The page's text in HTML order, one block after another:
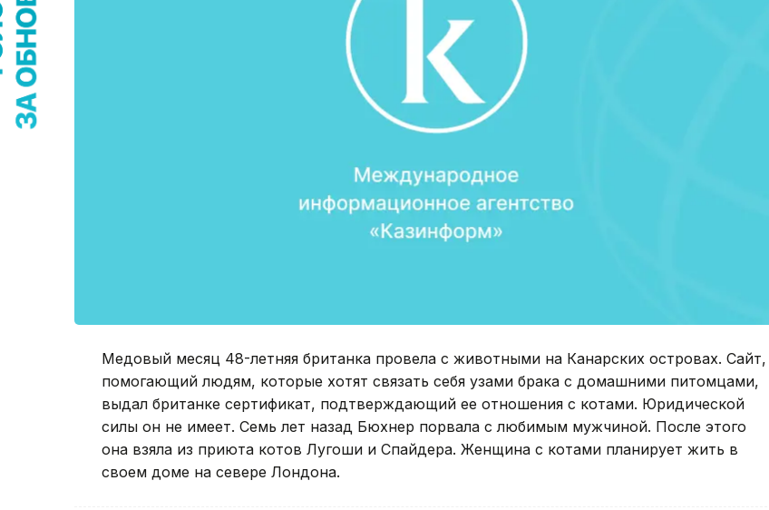
Медовый месяц 48-летняя британка провела с животными на Канарских островах. Сайт,
помогающий людям, которые хотят связать себя узами брака с домашними питомцами,
выдал британке сертификат, подтверждающий ее отношения с котами. Юридической
силы он не имеет. Семь лет назад Бюхнер порвала с любимым мужчиной. После этого
она взяла из приюта котов Лугоши и Спайдера. Женщина с котами планирует жить в
своем доме на севере Лондона.